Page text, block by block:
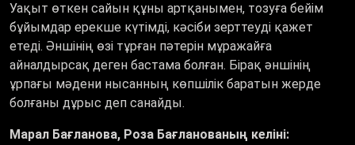
Уақыт өткен сайын құны артқанымен, тозуға бейім
бұйымдар ерекше күтімді, кәсіби зерттеуді қажет
етеді. Әншінің өзі тұрған пәтерін мұражайға
айналдырсақ деген бастама болған. Бірақ әншінің
ұрпағы мәдени нысанның көпшілік баратын жерде
болғаны дұрыс деп санайды.
Марал Бағланова, Роза Бағланованың келіні: